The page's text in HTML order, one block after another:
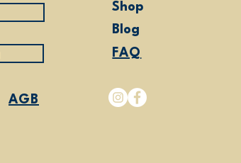
AGB
Shop
Blog
FAQ